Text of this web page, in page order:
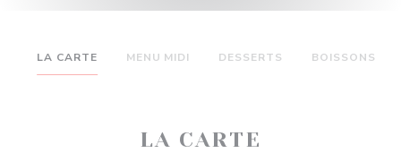
LA CARTE MENU MIDI DESSERTS BOISSONS
LA CARTE